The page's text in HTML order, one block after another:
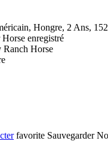
Hongre, 2 Ans,
enregistré
Ranch Horse
favorite Sauvegarder